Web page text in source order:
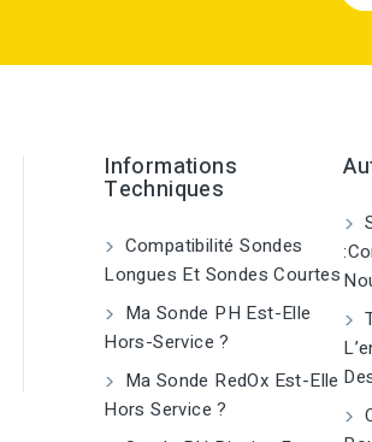
Informations
Techniques
Compatibilité Sondes
Longues Et Sondes Courtes
Ma Sonde PH Est-Elle
Hors-Service ?
Ma Sonde RedOx Est-Elle
Hors Service ?